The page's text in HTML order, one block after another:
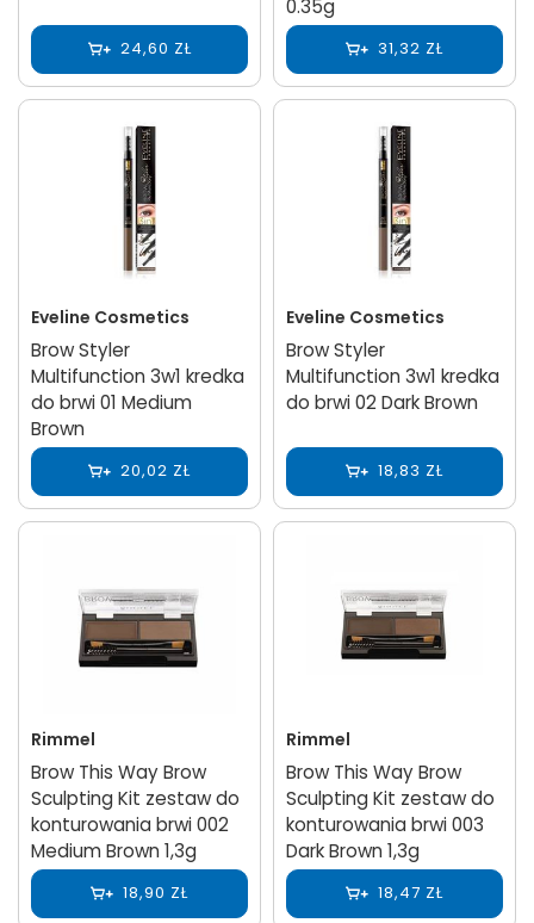
24,60 ZŁ
0.35g
31,32 ZŁ
Eveline Cosmetics
Brow Styler
Multifunction 3w1 kredka
do brwi 01 Medium
Brown
20,02 ZŁ
Eveline Cosmetics
Brow Styler
Multifunction 3w1 kredka
do brwi 02 Dark Brown
18,83 ZŁ
Rimmel
Brow This Way Brow
Sculpting Kit zestaw do
konturowania brwi 002
Medium Brown 1,3g
18,90 ZŁ
Rimmel
Brow This Way Brow
Sculpting Kit zestaw do
konturowania brwi 003
Dark Brown 1,3g
18,47 ZŁ